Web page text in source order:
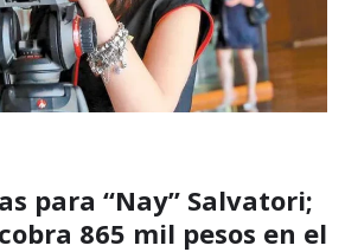
para “Nay” Salvatori;
865 mil pesos en el